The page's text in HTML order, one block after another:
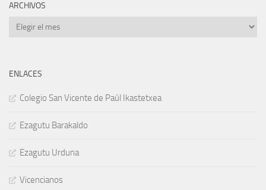
ARCHIVOS
Archivos
ENLACES
Colegio San Vicente de Paúl Ikastetxea
Ezagutu Barakaldo
Ezagutu Urduna
Vicencianos